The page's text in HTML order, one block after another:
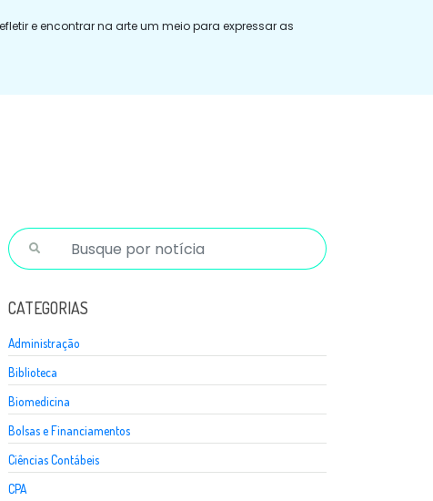
e encontrar na arte um meio para expressar as
CATEGORIAS
Administração
Biblioteca
Biomedicina
Bolsas e Financiamentos
Ciências Contábeis
CPA